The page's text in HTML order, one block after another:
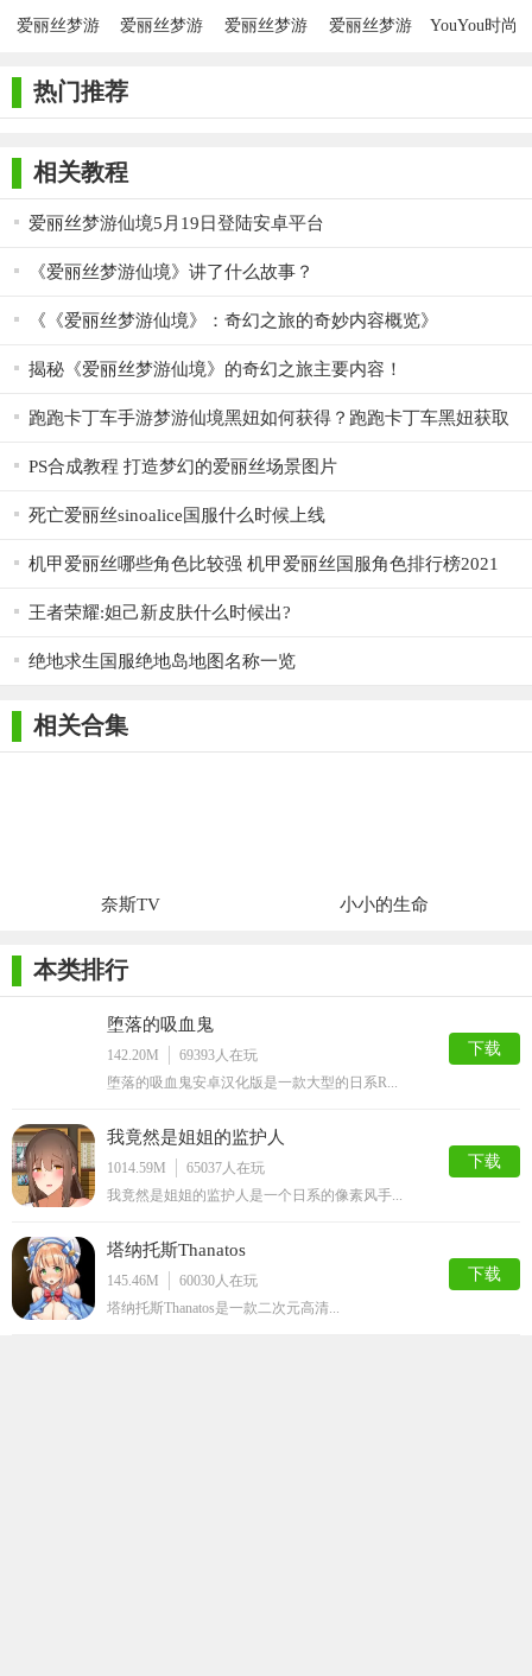
爱丽丝梦游
爱丽丝安卓
版
爱丽丝梦游
爱丽丝梦游
爱丽丝梦游
YouYou时尚
热门推荐
相关教程
爱丽丝梦游仙境5月19日登陆安卓平台
《爱丽丝梦游仙境》讲了什么故事？
《《爱丽丝梦游仙境》：奇幻之旅的奇妙内容概览》
揭秘《爱丽丝梦游仙境》的奇幻之旅主要内容！
跑跑卡丁车手游梦游仙境黑妞如何获得？跑跑卡丁车黑妞获取
PS合成教程 打造梦幻的爱丽丝场景图片
死亡爱丽丝sinoalice国服什么时候上线
机甲爱丽丝哪些角色比较强 机甲爱丽丝国服角色排行榜2021
王者荣耀:妲己新皮肤什么时候出?
绝地求生国服绝地岛地图名称一览
相关合集
奈斯TV 小小的生命
本类排行
堕落的吸血鬼
142.20M 69393人在玩
堕落的吸血鬼安卓汉化版是一款大型的日系R...
下载
我竟然是姐姐的监护人
1014.59M 65037人在玩
我竟然是姐姐的监护人是一个日系的像素风手...
下载
塔纳托斯Thanatos
145.46M 60030人在玩
塔纳托斯Thanatos是一款二次元高清...
下载